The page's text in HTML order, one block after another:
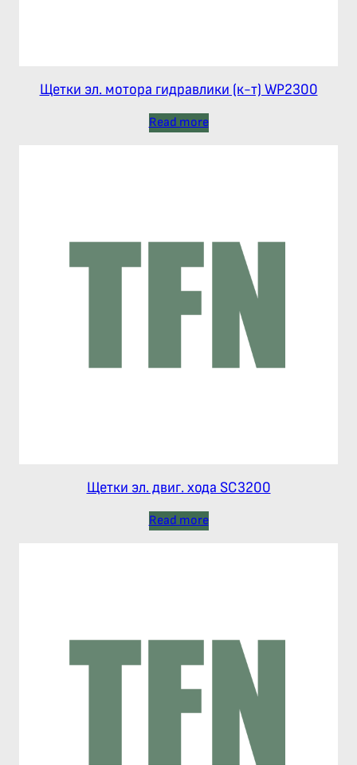
Щетки эл. мотора гидравлики (к-т) WP2300
Read more
Щетки эл. двиг. хода SC3200
Read more